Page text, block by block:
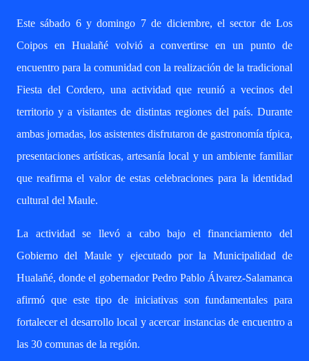
Este sábado 6 y domingo 7 de diciembre, el sector de Los
Coipos en Hualañé volvió a convertirse en un punto de
encuentro para la comunidad con la realización de la tradicional
Fiesta del Cordero, una actividad que reunió a vecinos del
territorio y a visitantes de distintas regiones del país. Durante
ambas jornadas, los asistentes disfrutaron de gastronomía típica,
presentaciones artísticas, artesanía local y un ambiente familiar
que reafirma el valor de estas celebraciones para la identidad
cultural del Maule.
La actividad se llevó a cabo bajo el financiamiento del
Gobierno del Maule y ejecutado por la Municipalidad de
Hualañé, donde el gobernador Pedro Pablo Álvarez-Salamanca
afirmó que este tipo de iniciativas son fundamentales para
fortalecer el desarrollo local y acercar instancias de encuentro a
las 30 comunas de la región.